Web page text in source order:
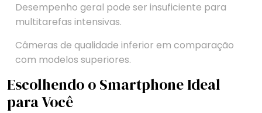
Desempenho geral pode ser insuficiente para
multitarefas intensivas.
Câmeras de qualidade inferior em comparação
com modelos superiores.
Escolhendo o Smartphone Ideal
para Você